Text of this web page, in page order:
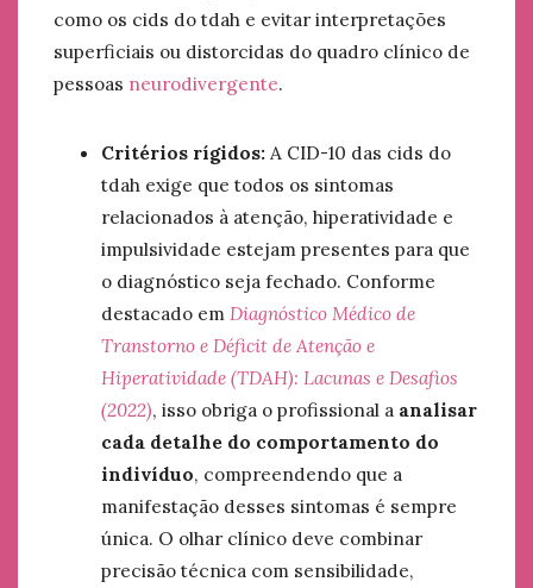
como os cids do tdah e evitar interpretações
superficiais ou distorcidas do quadro clínico de
pessoas neurodivergente.
Critérios rígidos: A CID-10 das cids do
tdah exige que todos os sintomas
relacionados à atenção, hiperatividade e
impulsividade estejam presentes para que
o diagnóstico seja fechado. Conforme
destacado em Diagnóstico Médico de
Transtorno e Déficit de Atenção e
Hiperatividade (TDAH): Lacunas e Desafios
(2022), isso obriga o profissional a analisar
cada detalhe do comportamento do
indivíduo, compreendendo que a
manifestação desses sintomas é sempre
única. O olhar clínico deve combinar
precisão técnica com sensibilidade,